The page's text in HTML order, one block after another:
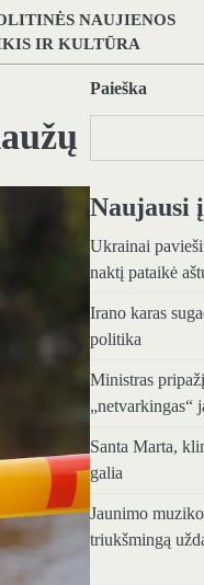
NAUJIENOS
IR KULTŪRA
Paieška
Naujausi
Ukrainai
naktį pataikė
Irano karas
politika
Ministras
„netvarkingas“
Santa Marta,
galia
Jaunimo
triukšmingą